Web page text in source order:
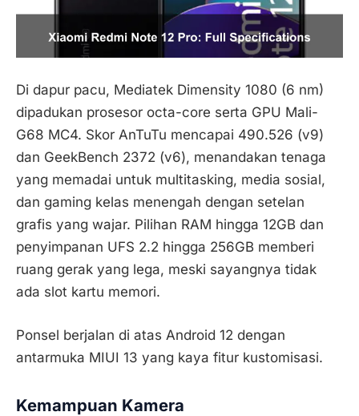
Di dapur pacu, Mediatek Dimensity 1080 (6 nm)
dipadukan prosesor octa-core serta GPU Mali-
G68 MC4. Skor AnTuTu mencapai 490.526 (v9)
dan GeekBench 2372 (v6), menandakan tenaga
yang memadai untuk multitasking, media sosial,
dan gaming kelas menengah dengan setelan
grafis yang wajar. Pilihan RAM hingga 12GB dan
penyimpanan UFS 2.2 hingga 256GB memberi
ruang gerak yang lega, meski sayangnya tidak
ada slot kartu memori.
Ponsel berjalan di atas Android 12 dengan
antarmuka MIUI 13 yang kaya fitur kustomisasi.
Kemampuan Kamera